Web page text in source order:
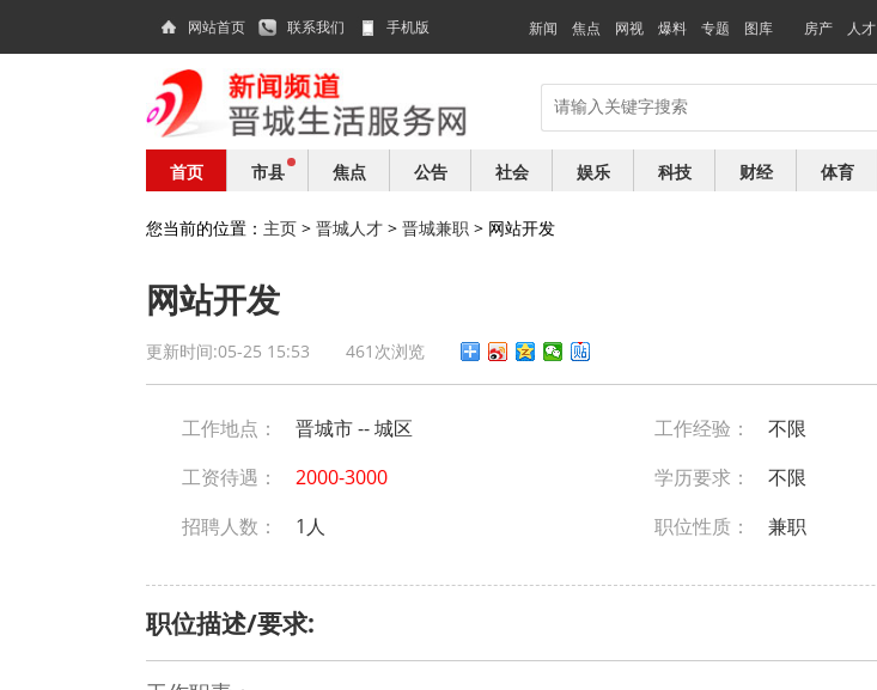
网站首页 联系我们 手机版 新闻 焦点 网视 爆料 专题 图库 房产 人才
首页 市县 焦点 公告 社会 娱乐 科技 财经 体育
您当前的位置： 主页 > 晋城人才 > 晋城兼职 > 网站开发
网站开发
更新时间:05-25 15:53 461次浏览
工作地点： 晋城市 -- 城区 工作经验：
不限
工资待遇：
2000-3000 学历要求：
不限
招聘人数：
1人 职位性质： 兼职
职位描述/要求: